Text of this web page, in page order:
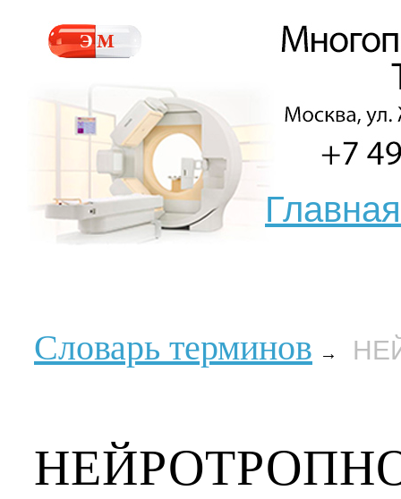
Главная
Словарь терминов →